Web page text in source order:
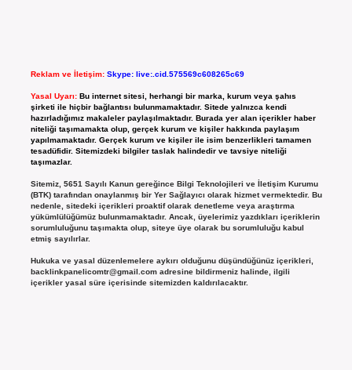
Reklam ve İletişim: Skype: live:.cid.575569c608265c69
Yasal Uyarı: Bu internet sitesi, herhangi bir marka, kurum veya şahıs
şirketi ile hiçbir bağlantısı bulunmamaktadır. Sitede yalnızca kendi
hazırladığımız makaleler paylaşılmaktadır. Burada yer alan içerikler haber
niteliği taşımamakta olup, gerçek kurum ve kişiler hakkında paylaşım
yapılmamaktadır. Gerçek kurum ve kişiler ile isim benzerlikleri tamamen
tesadüfidir. Sitemizdeki bilgiler taslak halindedir ve tavsiye niteliği
taşımazlar.
Sitemiz, 5651 Sayılı Kanun gereğince Bilgi Teknolojileri ve İletişim Kurumu
(BTK) tarafından onaylanmış bir Yer Sağlayıcı olarak hizmet vermektedir. Bu
nedenle, sitedeki içerikleri proaktif olarak denetleme veya araştırma
yükümlülüğümüz bulunmamaktadır. Ancak, üyelerimiz yazdıkları içeriklerin
sorumluluğunu taşımakta olup, siteye üye olarak bu sorumluluğu kabul
etmiş sayılırlar.
Hukuka ve yasal düzenlemelere aykırı olduğunu düşündüğünüz içerikleri,
backlinkpanelicomtr@gmail.comadresine bildirmeniz halinde, ilgili
içerikler yasal süre içerisinde sitemizden kaldırılacaktır.